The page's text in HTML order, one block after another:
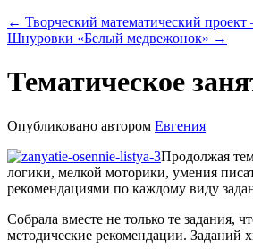
← Творческий математический
Шнуровки «Белый медвежонок» →
Тематическое
Опубликовано автором Евгения
Продолжая
логики, мелкой моторики, умения
рекомендациями по каждому виду
Собрала вместе не только те задания,
методические рекомендации. Заданий